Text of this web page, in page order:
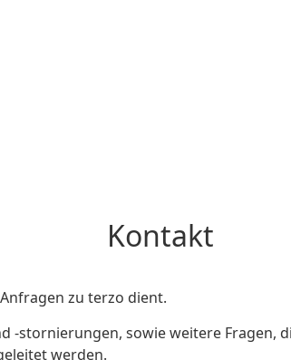
Kontakt
zu terzo dient.
-stornierungen, sowie weitere Fragen,
werden.